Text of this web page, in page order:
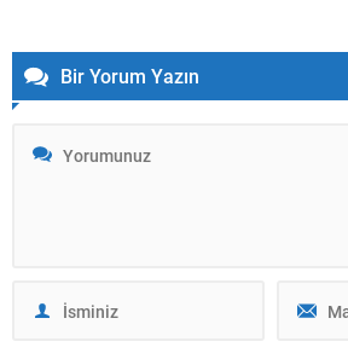
Bir Yorum Yazın